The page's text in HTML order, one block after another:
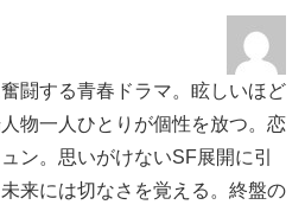
闘する青春ドラマ。眩しいほど
物一人ひとりが個性を放つ。恋
ン。思いがけないSF展開に引
来には切なさを覚える。終盤の